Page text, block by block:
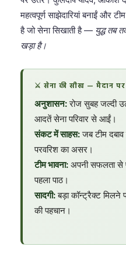
महत्वपूर्ण साझेदारियां बनाईं और
है जो सेना सिखाती है — युद्ध तब
खड़ा है।
⚔️ सेना की सीख — मैदान पर
अनुशासन:रोज सुबह जल्दी
आदतें सेना परिवार से आईं।
संकट में साहस:जब टीम
परवरिश का असर।
टीम भावना: अपनी सफलता से
पहला पाठ।
सादगी:बड़ा कॉन्ट्रैक्ट
की पहचान।